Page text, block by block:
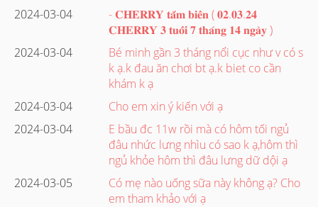
2024-03-04
- 𝐂𝐇𝐄𝐑𝐑𝐘 𝐭𝐚̆́𝐦 𝐛𝐢𝐞̂̉𝐧 ( 𝟎𝟐.𝟎𝟑.𝟐𝟒
𝐂𝐇𝐄𝐑𝐑𝐘 𝟑 𝐭𝐮𝐨̂̉𝐢 𝟕 𝐭𝐡𝐚́𝐧𝐠 𝟏𝟒 𝐧𝐠𝐚̀𝐲 )
2024-03-04
Bé minh gần 3 tháng nổi cục như v có s
k ạ.k đau ăn chơi bt ạ.k biet co cần
khám k ạ
2024-03-04
Cho em xin ý kiến với ạ
2024-03-04
E bầu đc 11w rồi mà có hôm tối ngủ
đâu nhức lưng nhìu có sao k ạ,hôm thì
ngủ khỏe hôm thì đâu lưng dữ dội ạ
2024-03-05
Có mẹ nào uống sữa này không ạ? Cho
em tham khảo với ạ